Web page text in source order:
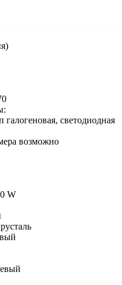
светодиодная
возможно
W